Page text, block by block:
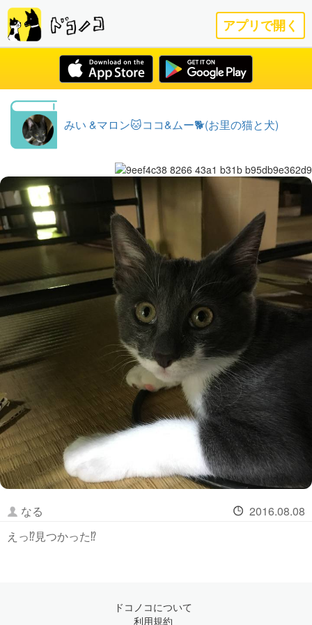
アプリで開く
みい &マロン🐱ココ&ムー🐕(お里の猫と犬)
なる
2016.08.08
えっ⁉️見つかった⁉️
ドコノコについて
利用規約